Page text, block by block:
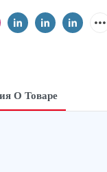
О Товаре